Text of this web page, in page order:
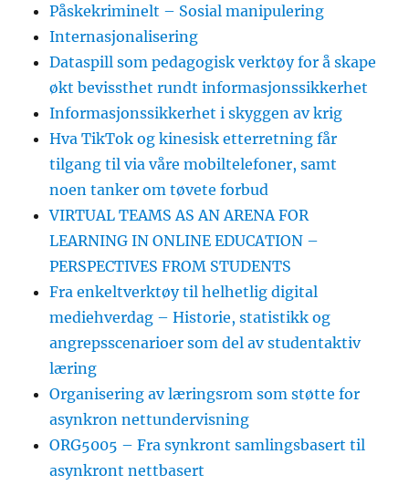
Påskekriminelt – Sosial manipulering
Internasjonalisering
Dataspill som pedagogisk verktøy for å skape
økt bevissthet rundt informasjonssikkerhet
Informasjonssikkerhet i skyggen av krig
Hva TikTok og kinesisk etterretning får
tilgang til via våre mobiltelefoner, samt
noen tanker om tøvete forbud
VIRTUAL TEAMS AS AN ARENA FOR
LEARNING IN ONLINE EDUCATION –
PERSPECTIVES FROM STUDENTS
Fra enkeltverktøy til helhetlig digital
mediehverdag – Historie, statistikk og
angrepsscenarioer som del av studentaktiv
læring
Organisering av læringsrom som støtte for
asynkron nettundervisning
ORG5005 – Fra synkront samlingsbasert til
asynkront nettbasert